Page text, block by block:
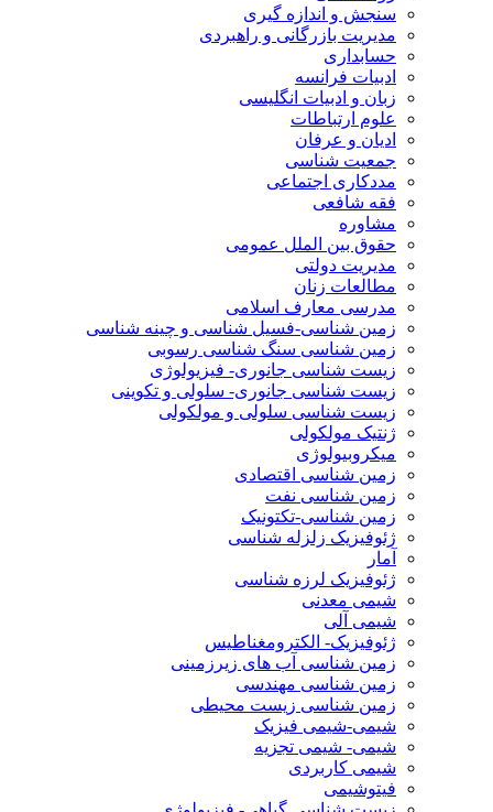
سنجش و اندازه گیری
مدیریت بازرگانی و راهبردی
حسابداری
ادبیات فرانسه
زبان و ادبیات انگلیسی
علوم ارتباطات
ادیان و عرفان
جمعیت شناسی
مددکاری اجتماعی
فقه شافعی
مشاوره
حقوق بین الملل عمومی
مدیریت دولتی
مطالعات زنان
مدرسی معارف اسلامی
زمین شناسی-فسیل شناسی و چینه شناسی
زمین شناسی سنگ شناسی رسوبی
زیست شناسی جانوری- فیزیولوژی
زیست شناسی جانوری- سلولی و تکوینی
زیست شناسی سلولی و مولکولی
ژنتیک مولکولی
میکروبیولوژی
زمین شناسی اقتصادی
زمین شناسی نفت
زمین شناسی-تکتونیک
ژئوفیزیک زلزله شناسی
آمار
ژئوفیزیک لرزه شناسی
شیمی معدنی
شیمی آلی
ژئوفیزیک- الکترومغناطیس
زمین شناسی آب های زیرزمینی
زمین شناسی مهندسی
زمین شناسی زیست محیطی
شیمی-شیمی فیزیک
شیمی- شیمی تجزیه
شیمی کاربردی
فیتوشیمی